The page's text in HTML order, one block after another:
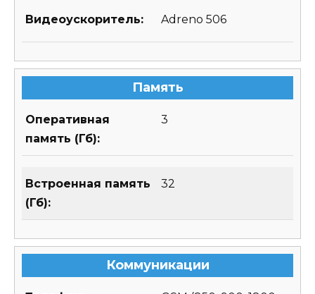
Видеоускоритель: Adreno 506
Память
Оперативная
память (Гб):
3
Встроенная память
(Гб):
32
Коммуникации